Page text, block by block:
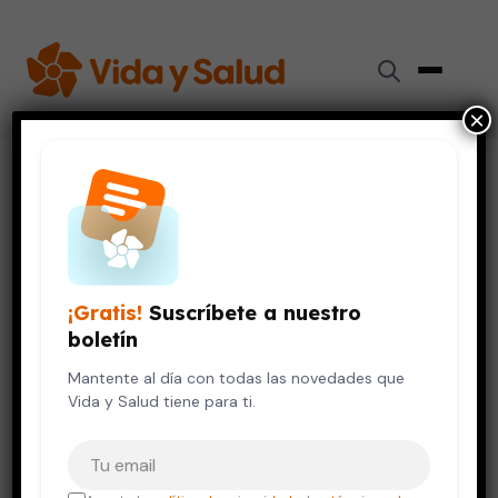
Videos de Salud
DIGESTIÓN Y NUTRICIÓN
Braquioplastia
12 de octubre, 2023
¡Gratis! Suscríbete a nuestro
boletín
Mantente al día con todas las novedades que
Vida y Salud tiene para ti.
×